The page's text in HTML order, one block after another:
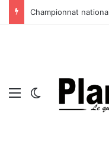
Menu Switch skin